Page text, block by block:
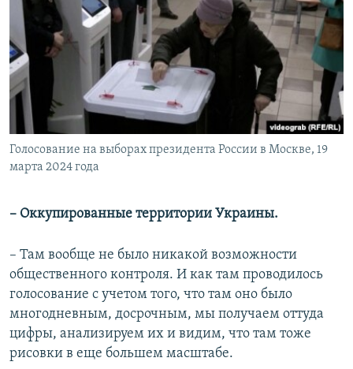
Голосование на выборах президента России в Москве, 19
марта 2024 года
– Оккупированные территории Украины.
– Там вообще не было никакой возможности
общественного контроля. И как там проводилось
голосование с учетом того, что там оно было
многодневным, досрочным, мы получаем оттуда
цифры, анализируем их и видим, что там тоже
рисовки в еще большем масштабе.